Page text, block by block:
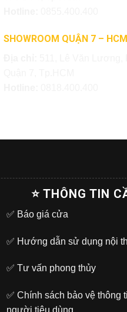
SHOWROOM QUẬN 7 – HCM
⭐ THÔNG TIN
✅ Báo giá cửa
✅ Hướng dẫn sử dụng nội
✅ Tư vấn phong thủy
✅ Chính sách bảo vệ thông